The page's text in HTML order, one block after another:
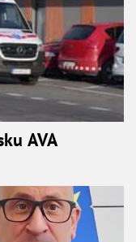
AVA